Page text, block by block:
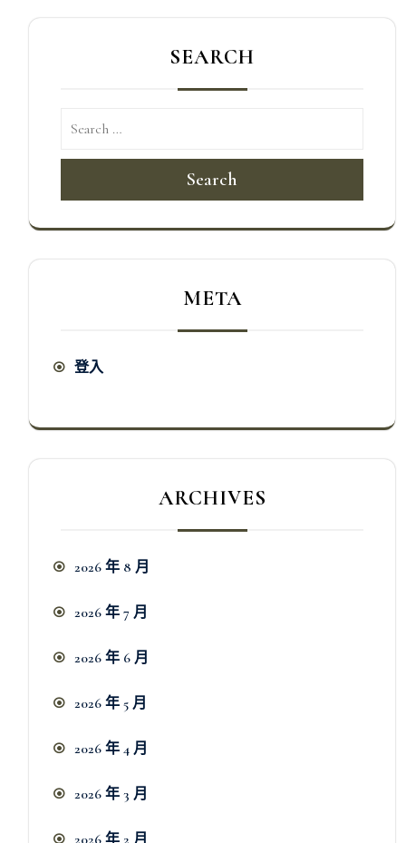
SEARCH
Search
META
登入
ARCHIVES
2026 年 8 月
2026 年 7 月
2026 年 6 月
2026 年 5 月
2026 年 4 月
2026 年 3 月
2026 年 2 月